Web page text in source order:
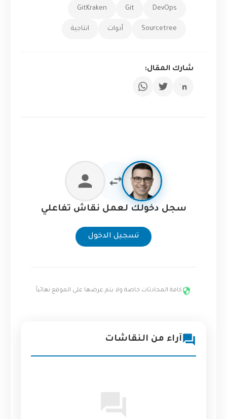
DevOps
Git
GitKraken
Sourcetree أدوات انتاجية
شارك المقال:
سجل دخولك لعمل نقاش تفاعلي
تسجيل الدخول
كافة المحادثات خاصة ولا يتم عرضها على الموقع نهائياً
آراء من النقاشات